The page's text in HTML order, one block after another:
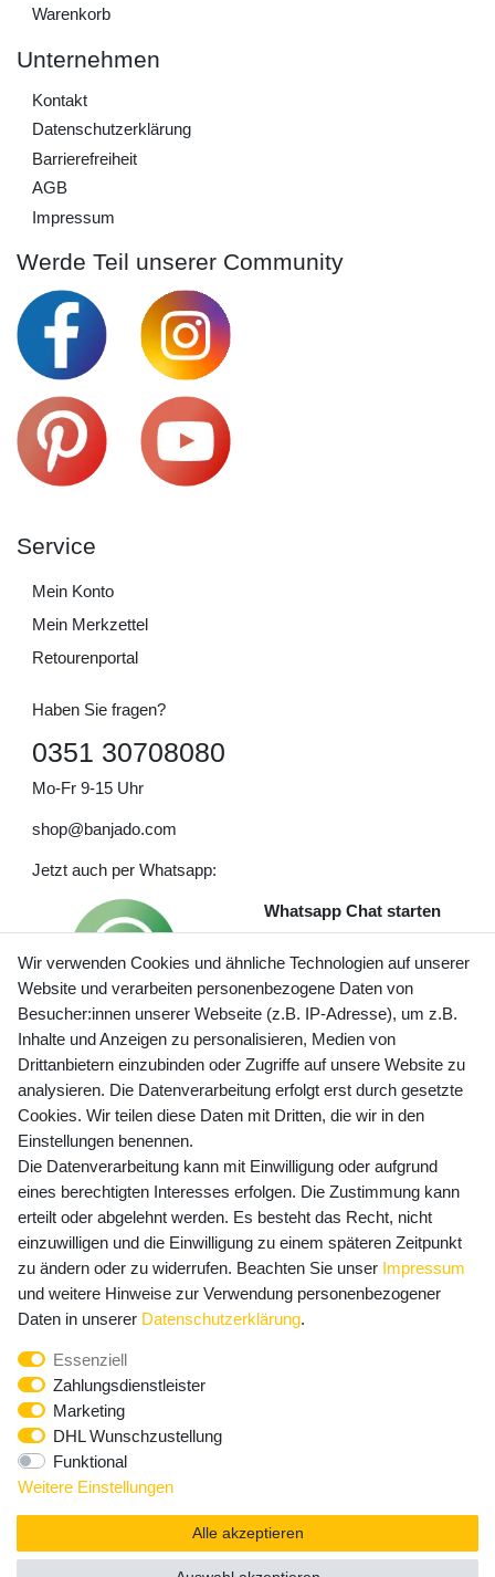
Warenkorb
Unternehmen
Kontakt
Daten­schutz­erklärung
Barrierefreiheit
AGB
Impressum
Werde Teil unserer Community
Service
Mein Konto
Mein Merkzettel
Retourenportal
Haben Sie fragen?
0351 30708080
Mo-Fr 9-15 Uhr
shop@banjado.com
Jetzt auch per Whatsapp:
Whatsapp Chat starten
Preisangaben inkl. gesetzl. MwSt. und zzgl. Service- und
Versandkosten
Newsletter Anmeldung - Keine Angebote
mehr verpassen!
E-MAIL **
Newsletter
Honig
Hiermit bestätige ich, dass ich dieDaten­schutz­erklärung
widerrufen.**
Abonnieren
** Hierbei handelt es sich um ein Pflichtfeld.
Wir verwenden Cookies und ähnliche Technologien auf unserer
Website und verarbeiten personenbezogene Daten von
Besucher:innen unserer Webseite (z.B. IP-Adresse), um z.B.
Inhalte und Anzeigen zu personalisieren, Medien von
Drittanbietern einzubinden oder Zugriffe auf unsere Website zu
analysieren. Die Datenverarbeitung erfolgt erst durch gesetzte
Cookies. Wir teilen diese Daten mit Dritten, die wir in den
Einstellungen benennen.
Die Datenverarbeitung kann mit Einwilligung oder aufgrund
eines berechtigten Interesses erfolgen. Die Zustimmung kann
erteilt oder abgelehnt werden. Es besteht das Recht, nicht
einzuwilligen und die Einwilligung zu einem späteren Zeitpunkt
zu ändern oder zu widerrufen. Beachten Sie unser Impressum
und weitere Hinweise zur Verwendung personenbezogener
Daten in unserer Daten­schutz­erklärung.
Essenziell
Zahlungsdienstleister
Marketing
DHL Wunschzustellung
Funktional
Weitere Einstellungen
Alle akzeptieren